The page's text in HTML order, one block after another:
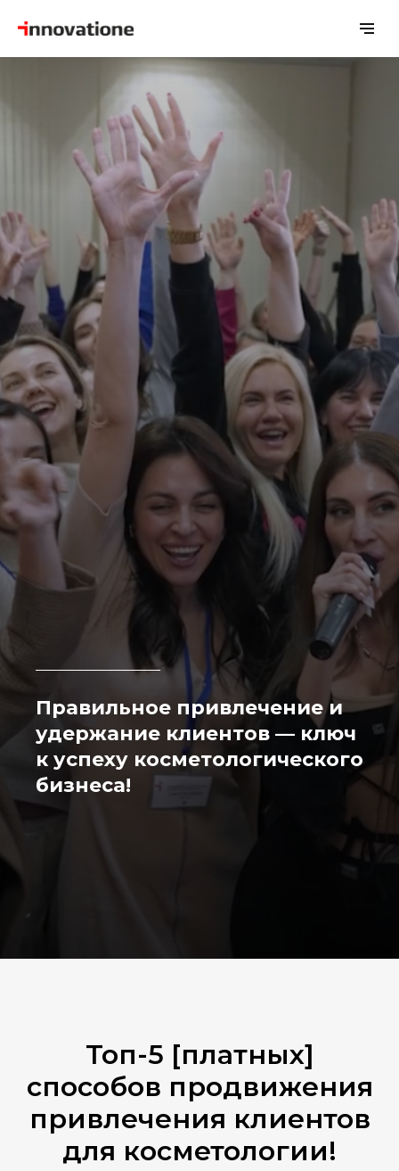
Правильное привлечение и
удержание клиентов — ключ
к успеху косметологического
бизнеса!
Топ-5 [платных]
способов продвижения
привлечения клиентов
для косметологии!